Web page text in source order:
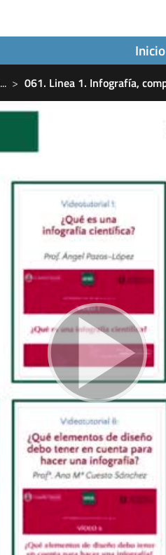
Inicio
... 061. Linea 1. Infografía,